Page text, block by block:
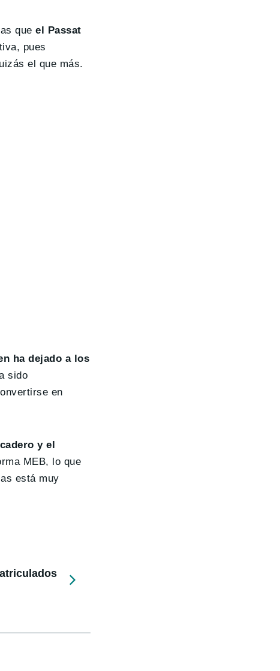
que el Passat
pues
el que más.
ha dejado a los
sido
en
y el
MEB, lo que
está muy